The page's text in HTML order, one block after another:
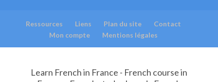
Ressources Liens Plan du site
Contact
Mon compte
Mentions légales
Learn French in France - French course in